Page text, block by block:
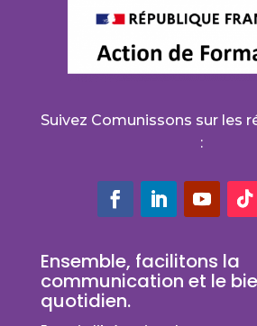
Suivez Comunissons sur les
:
Ensemble, facilitons la
communication et le
quotidien.